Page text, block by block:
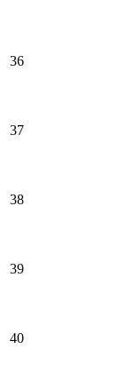
36
37
38
39
40